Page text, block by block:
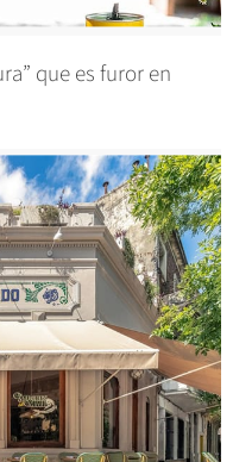
que es furor en